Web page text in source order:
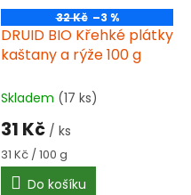
32 Kč –3 %
DRUID BIO Křehké plátky
kaštany a rýže 100 g
Skladem (17 ks)
31 Kč / ks
Měrná
cena:
31 Kč / 100 g
Do košíku